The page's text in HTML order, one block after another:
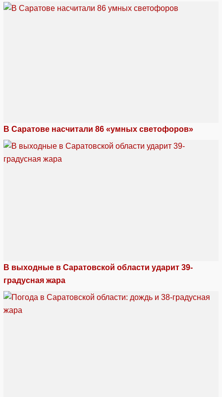
В Саратове насчитали 86 «умных светофоров»
В выходные в Саратовской области ударит 39-
градусная жара